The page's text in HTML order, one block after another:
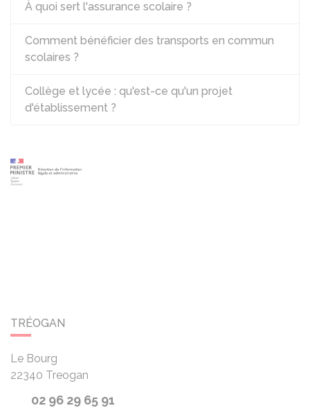
À quoi sert l'assurance scolaire ?
Comment bénéficier des transports en commun
scolaires ?
Collège et lycée : qu'est-ce qu'un projet
d'établissement ?
TRÉOGAN
Le Bourg
22340 Treogan
02 96 29 65 91